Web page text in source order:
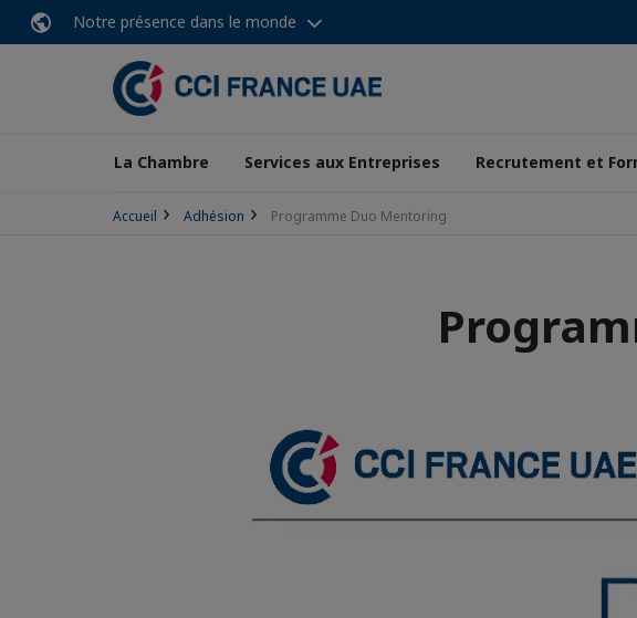
Notre présence dans le monde
La Chambre Services aux Entreprises Recrutement et
Accueil Adhésion Programme Duo Mentoring